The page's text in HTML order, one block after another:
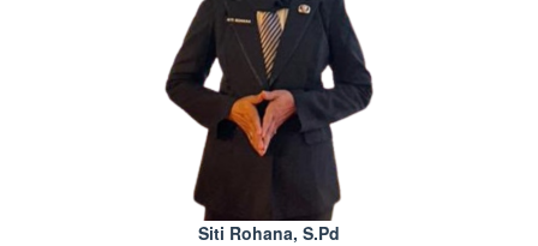
Siti Rohana, S.Pd